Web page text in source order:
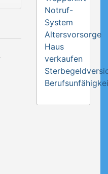
Notruf-
System
Altersvorsorge
Haus
verkaufen